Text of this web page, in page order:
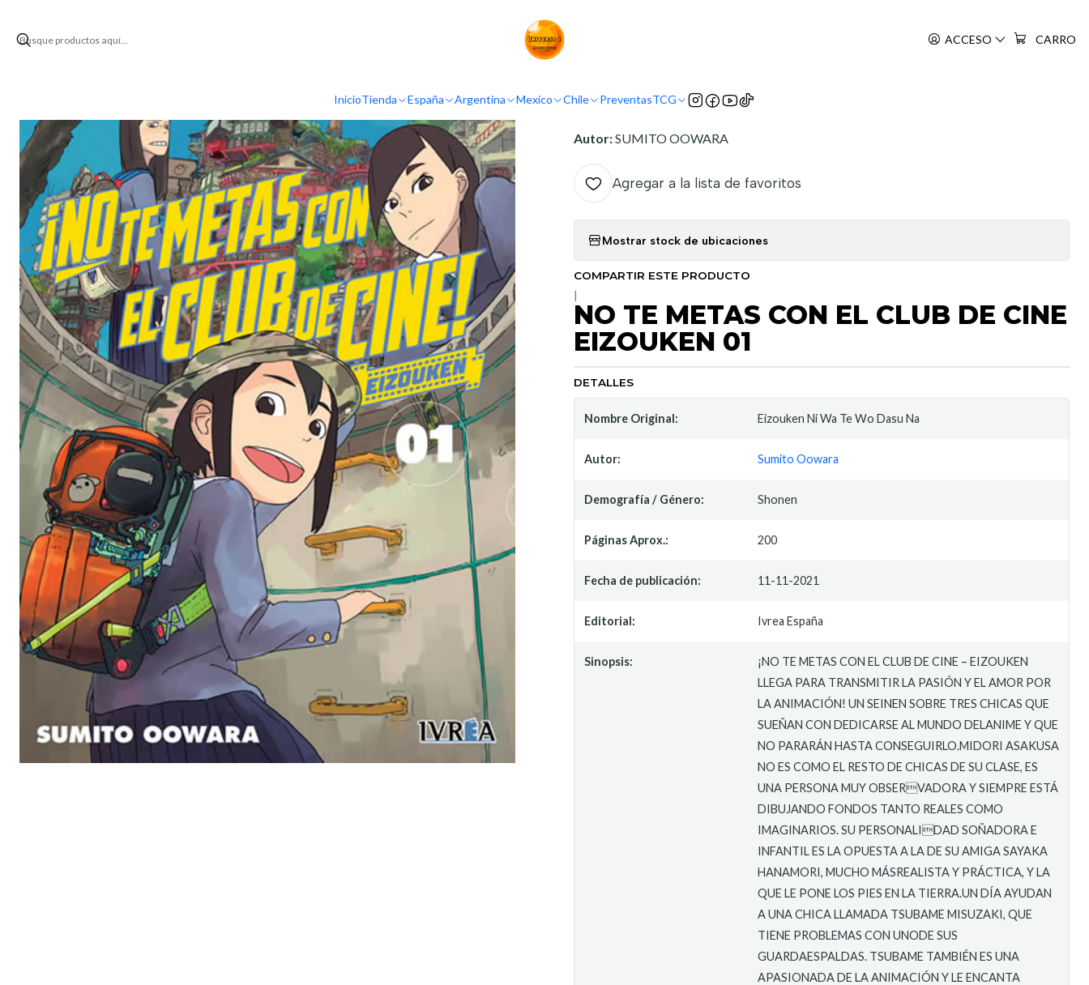
ACCESO CARRO
InicioTienda España Argentina Mexico Chile PreventasTCG
Nombre original:Eizouken Ni Wa Te Wo Dasu Na
Autor:SUMITO OOWARA
Agregar a la lista de favoritos
Mostrar stock de ubicaciones
COMPARTIR ESTE PRODUCTO
NO TE METAS CON EL CLUB DE CINE
EIZOUKEN 01
DETALLES
Nombre Original: Eizouken Ni Wa Te Wo Dasu Na
Autor: Sumito Oowara
Demografía / Género: Shonen
Páginas Aprox.: 200
Fecha de publicación: 11-11-2021
Editorial: Ivrea España
Sinopsis:
¡NO TE METAS CON EL CLUB DE CINE – EIZOUKEN
LLEGA PARA TRANSMITIR LA PASIÓN Y EL AMOR POR
LA ANIMACIÓN! UN SEINEN SOBRE TRES CHICAS QUE
SUEÑAN CON DEDICARSE AL MUNDO DELANIME Y QUE
NO PARARÁN HASTA CONSEGUIRLO.MIDORI ASAKUSA
NO ES COMO EL RESTO DE CHICAS DE SU CLASE, ES
UNA PERSONA MUY OBSERVADORA Y SIEMPRE ESTÁ
DIBUJANDO FONDOS TANTO REALES COMO
IMAGINARIOS. SU PERSONALIDAD SOÑADORA E
INFANTIL ES LA OPUESTA A LA DE SU AMIGA SAYAKA
HANAMORI, MUCHO MÁSREALISTA Y PRÁCTICA, Y LA
QUE LE PONE LOS PIES EN LA TIERRA.UN DÍA AYUDAN
A UNA CHICA LLAMADA TSUBAME MISUZAKI, QUE
TIENE PROBLEMAS CON UNODE SUS
GUARDAESPALDAS. TSUBAME TAMBIÉN ES UNA
APASIONADA DE LA ANIMACIÓN Y LE ENCANTA